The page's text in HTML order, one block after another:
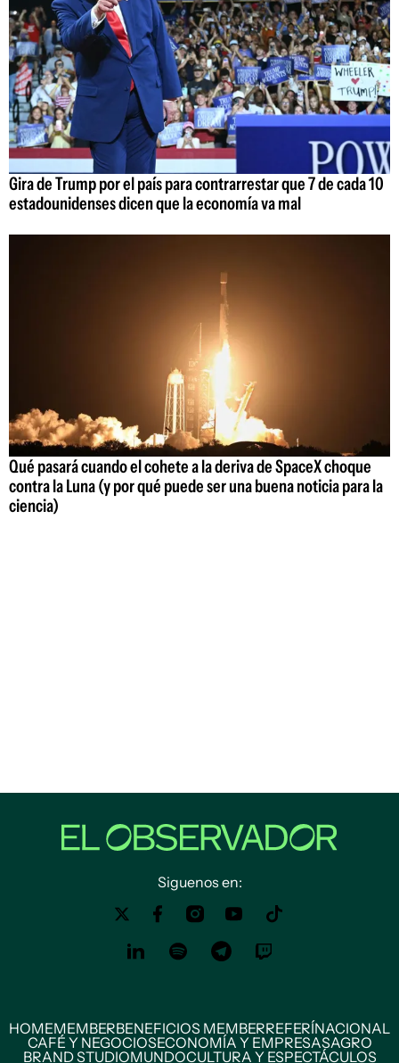
Gira de Trump por el país para contrarrestar que 7 de cada 10
estadounidenses dicen que la economía va mal
Qué pasará cuando el cohete a la deriva de SpaceX choque
contra la Luna (y por qué puede ser una buena noticia para la
ciencia)
Siguenos en:
HOMEMEMBERBENEFICIOS MEMBERREFERÍNACIONAL
CAFÉ Y NEGOCIOSECONOMÍA Y EMPRESASAGRO
BRAND STUDIOMUNDOCULTURA Y ESPECTÁCULOS